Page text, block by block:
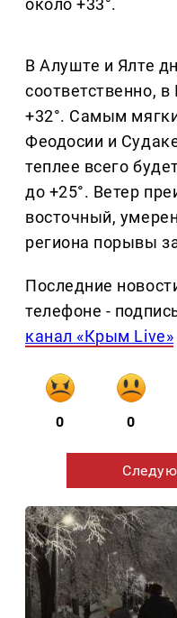
около +33°.
В Алуште и Ялте
соответственно,
+32°. Самым
Феодосии и
теплее всего
до +25°. Ветер
восточный,
региона порывы
Последние
телефоне -
канал «Крым Live»
0 0